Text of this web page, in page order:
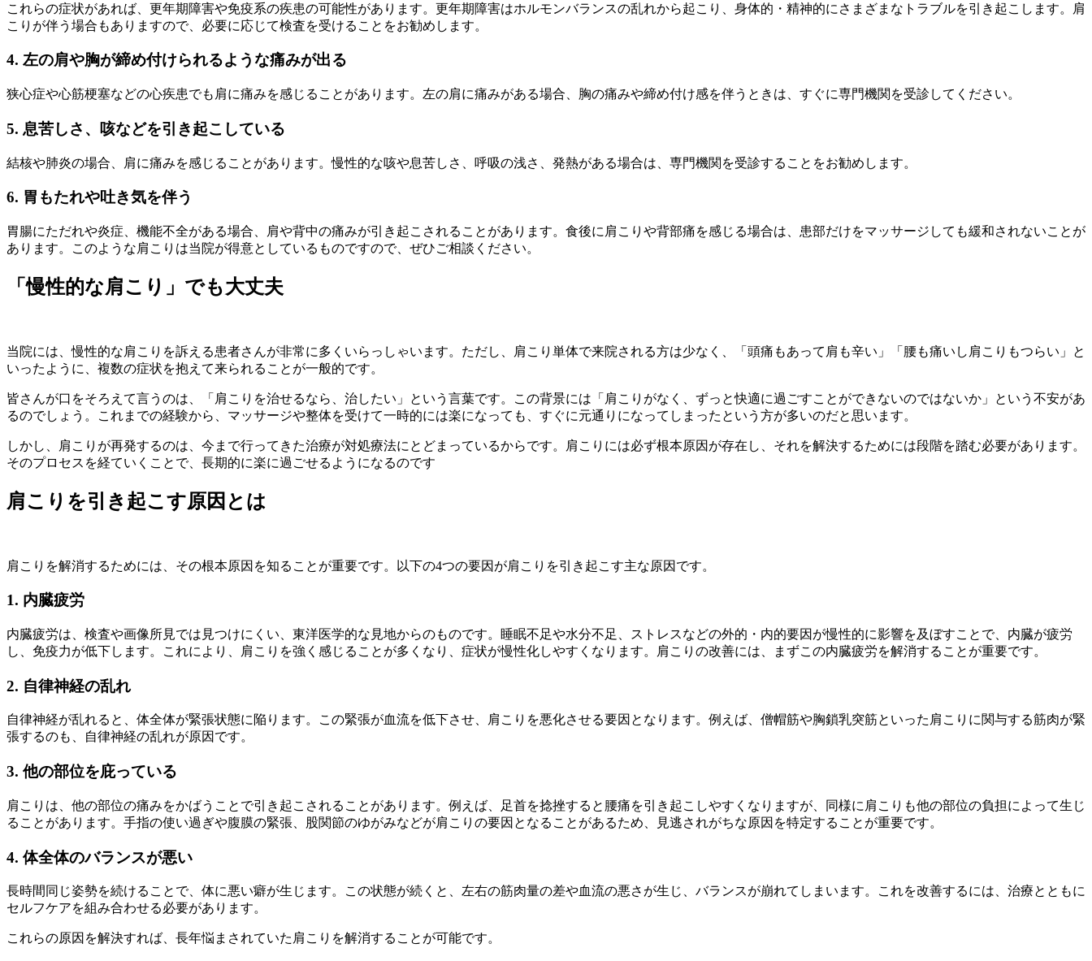
これらの症状があれば、更年期障害や免疫系の疾患の可能性があります。更年期障害はホルモンバランスの乱れから起こり、身体的・精神的にさまざまなトラブルを引き起こします。肩
こりが伴う場合もありますので、必要に応じて検査を受けることをお勧めします。
4. 左の肩や胸が締め付けられるような痛みが出る
狭心症や心筋梗塞などの心疾患でも肩に痛みを感じることがあります。左の肩に痛みがある場合、胸の痛みや締め付け感を伴うときは、すぐに専門機関を受診してください。
5. 息苦しさ、咳などを引き起こしている
結核や肺炎の場合、肩に痛みを感じることがあります。慢性的な咳や息苦しさ、呼吸の浅さ、発熱がある場合は、専門機関を受診することをお勧めします。
6. 胃もたれや吐き気を伴う
胃腸にただれや炎症、機能不全がある場合、肩や背中の痛みが引き起こされることがあります。食後に肩こりや背部痛を感じる場合は、患部だけをマッサージしても緩和されないことが
あります。このような肩こりは当院が得意としているものですので、ぜひご相談ください。
「慢性的な肩こり」でも大丈夫
当院には、慢性的な肩こりを訴える患者さんが非常に多くいらっしゃいます。ただし、肩こり単体で来院される方は少なく、「頭痛もあって肩も辛い」「腰も痛いし肩こりもつらい」と
いったように、複数の症状を抱えて来られることが一般的です。
皆さんが口をそろえて言うのは、「肩こりを治せるなら、治したい」という言葉です。この背景には「肩こりがなく、ずっと快適に過ごすことができないのではないか」という不安があ
るのでしょう。これまでの経験から、マッサージや整体を受けて一時的には楽になっても、すぐに元通りになってしまったという方が多いのだと思います。
しかし、肩こりが再発するのは、今まで行ってきた治療が対処療法にとどまっているからです。肩こりには必ず根本原因が存在し、それを解決するためには段階を踏む必要があります。
そのプロセスを経ていくことで、長期的に楽に過ごせるようになるのです
肩こりを引き起こす原因とは
肩こりを解消するためには、その根本原因を知ることが重要です。以下の4つの要因が肩こりを引き起こす主な原因です。
1. 内臓疲労
内臓疲労は、検査や画像所見では見つけにくい、東洋医学的な見地からのものです。睡眠不足や水分不足、ストレスなどの外的・内的要因が慢性的に影響を及ぼすことで、内臓が疲労
し、免疫力が低下します。これにより、肩こりを強く感じることが多くなり、症状が慢性化しやすくなります。肩こりの改善には、まずこの内臓疲労を解消することが重要です。
2. 自律神経の乱れ
自律神経が乱れると、体全体が緊張状態に陥ります。この緊張が血流を低下させ、肩こりを悪化させる要因となります。例えば、僧帽筋や胸鎖乳突筋といった肩こりに関与する筋肉が緊
張するのも、自律神経の乱れが原因です。
3. 他の部位を庇っている
肩こりは、他の部位の痛みをかばうことで引き起こされることがあります。例えば、足首を捻挫すると腰痛を引き起こしやすくなりますが、同様に肩こりも他の部位の負担によって生じ
ることがあります。手指の使い過ぎや腹膜の緊張、股関節のゆがみなどが肩こりの要因となることがあるため、見逃されがちな原因を特定することが重要です。
4. 体全体のバランスが悪い
長時間同じ姿勢を続けることで、体に悪い癖が生じます。この状態が続くと、左右の筋肉量の差や血流の悪さが生じ、バランスが崩れてしまいます。これを改善するには、治療とともに
セルフケアを組み合わせる必要があります。
これらの原因を解決すれば、長年悩まされていた肩こりを解消することが可能です。